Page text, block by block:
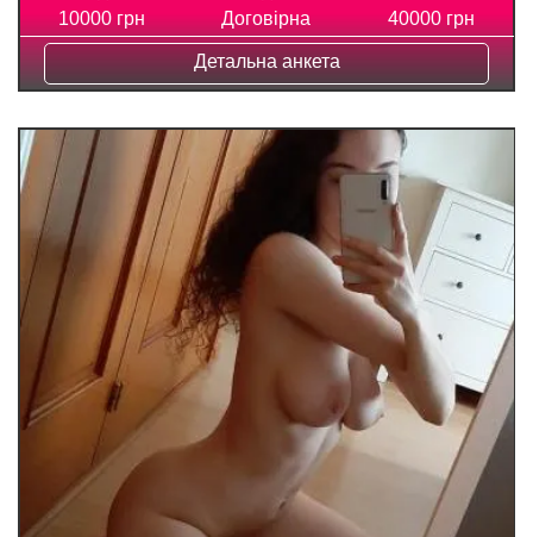
10000 грн
Договірна
40000 грн
Детальна анкета